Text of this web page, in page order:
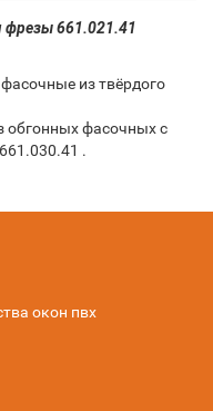
фрезы 661.021.41
из твёрдого
обгонных фасочных с
.
окон пвх